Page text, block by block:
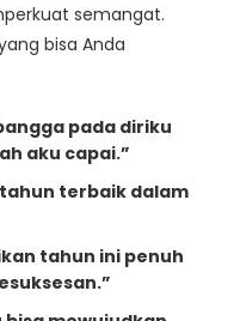
semangat.
bisa Anda
pada diriku
aku capai.”
terbaik dalam
tahun ini penuh